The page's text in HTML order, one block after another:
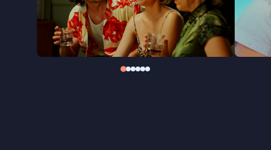
tegen het patriarchaat en het geweld dat daaruit
voortvloeit.